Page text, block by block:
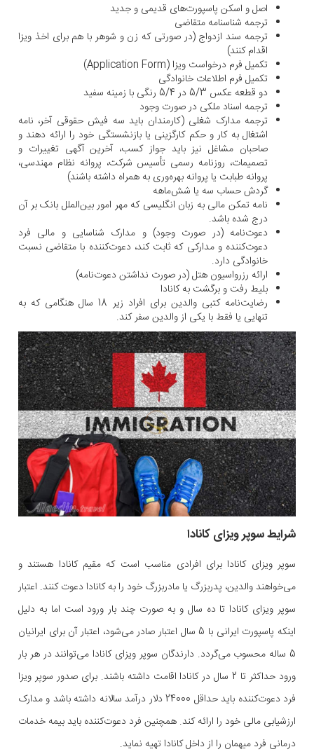
اصل و اسکن پاسپورت‌های قدیمی و جدید
ترجمه شناسنامه متقاضی
ترجمه سند ازدواج (در صورتی که زن و شوهر با هم برای اخذ ویزا
اقدام کنند)
تکمیل فرم درخواست ویزا (Application Form)
تکمیل فرم اطلاعات خانوادگی
دو قطعه عکس 5/3 در 5/4 رنگی با زمینه سفید
ترجمه اسناد ملکی در صورت وجود
ترجمه مدارک شغلی (کارمندان باید سه فیش حقوقی آخر، نامه
اشتغال به کار و حکم کارگزینی یا بازنشستگی خود را ارائه دهند و
صاحبان مشاغل نیز باید جواز کسب، آخرین آگهی تغییرات و
تصمیمات، روزنامه رسمی تأسیس شرکت، پروانه نظام مهندسی،
پروانه طبابت یا پروانه بهره‌وری به همراه داشته باشند)
گردش حساب سه یا شش‌ماهه
نامه تمکن مالی به زبان انگلیسی که مهر امور بین‌الملل بانک بر آن
درج شده باشد.
دعوت‌نامه (در صورت وجود) و مدارک شناسایی و مالی فرد
دعوت‌کننده و مدارکی که ثابت کند، دعوت‌کننده با متقاضی نسبت
خانوادگی دارد.
ارائه رزرواسیون هتل (در صورت نداشتن دعوت‌نامه)
بلیط رفت و برگشت به کانادا
رضایت‌نامه کتبی والدین برای افراد زیر 18 سال هنگامی که به
تنهایی یا فقط با یکی از والدین سفر کند.
شرایط سوپر ویزای کانادا
سوپر ویزای کانادا برای افرادی مناسب است که مقیم کانادا هستند و
می‌خواهند والدین، پدربزرگ یا مادربزرگ خود را به کانادا دعوت کنند. اعتبار
سوپر ویزای کانادا تا ده سال و به صورت چند بار ورود است اما به دلیل
اینکه پاسپورت ایرانی با 5 سال اعتبار صادر می‌شود، اعتبار آن برای ایرانیان
5 ساله محسوب می‌گردد. دارندگان سوپر ویزای کانادا می‌توانند در هر بار
ورود حداکثر تا 2 سال در کانادا اقامت داشته باشند. برای صدور سوپر ویزا
فرد دعوت‌کننده باید حداقل 24000 دلار درآمد سالانه داشته باشد و مدارک
ارزشیابی مالی خود را ارائه کند. همچنین فرد دعوت‌کننده باید بیمه خدمات
درمانی فرد میهمان را از داخل کانادا تهیه نماید.